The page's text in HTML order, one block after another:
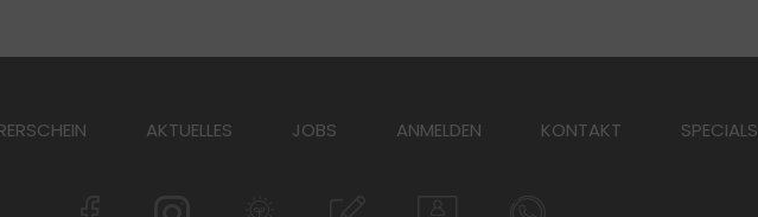
AKTUELLES JOBS ANMELDEN KONTAKT SPECIALS